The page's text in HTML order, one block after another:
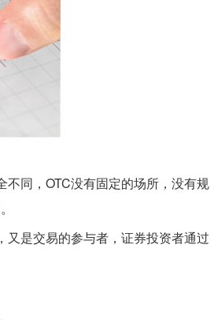
同，OTC没有固定的场所，没有规
是交易的参与者，证券投资者通过